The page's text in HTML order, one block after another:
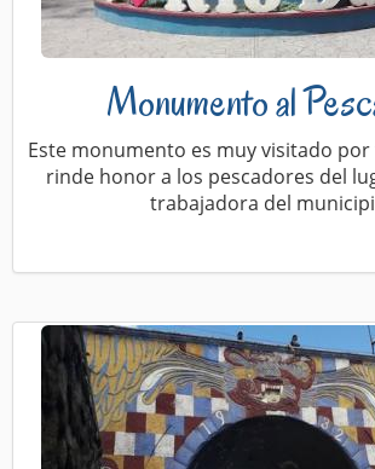
Monumento al
Este monumento es muy visitado
rinde honor a los pescadores del
trabajadora del